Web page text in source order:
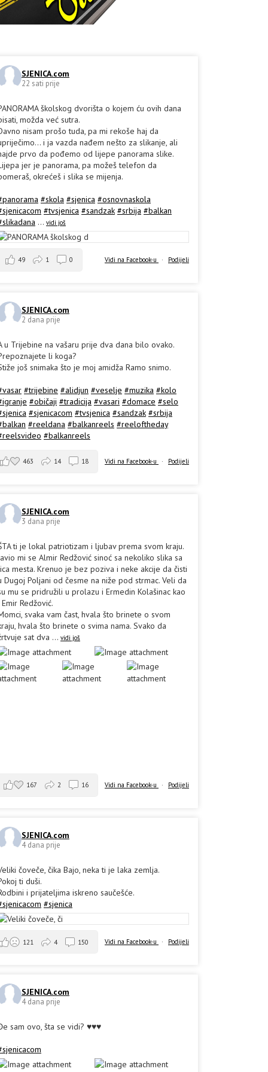
SJENICA.com
22 sati prije
školskog dvorišta o kojem ću ovih dana
možda već sutra.
nisam prošo tuda, pa mi rekoše haj da
i ja vazda nađem nešto za slikanje, ali
prvo da pođemo od lijepe panorama slike.
jer je panorama, pa možeš telefon da
okrećeš i slika se mijenja.
#skola #sjenica #osnovnaskola
#tvsjenica #sandzak #srbija #balkan
... vidi još
Vidi na Facebook-u · Podijeli
49 1 0
SJENICA.com
2 dana prije
u Trijebine na vašaru prije dva dana bilo ovako.
li koga?
još snimaka što je moj amidža Ramo snimo.
#trijebine #alidjun #veselje #muzika #kolo
#običaji #tradicija #vasari #domace #selo
#sjenicacom #tvsjenica #sandzak #srbija
#reeldana #balkanreels #reeloftheday
#balkanreels
Vidi na Facebook-u · Podijeli
463 14 18
SJENICA.com
3 dana prije
ti je lokal patriotizam i ljubav prema svom kraju.
mi se Almir Redžović sinoć sa nekoliko slika sa
mesta. Krenuo je bez poziva i neke akcije da čisti
Dugoj Poljani od česme na niže pod strmac. Veli da
mu se pridružili u prolazu i Ermedin Kolašinac kao
Redžović.
svaka vam čast, hvala što brinete o svom
hvala što brinete o svima nama. Svako da
sat dva ... vidi još
Vidi na Facebook-u · Podijeli
167 2 16
SJENICA.com
4 dana prije
čoveče, čika Bajo, neka ti je laka zemlja.
ti duši.
i prijateljima iskreno saučešće.
#sjenica
Vidi na Facebook-u · Podijeli
121 4 150
SJENICA.com
4 dana prije
sam ovo, šta se vidi? ♥️♥️♥️